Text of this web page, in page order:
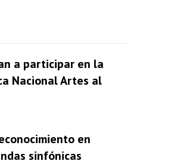
a participar en la
Nacional Artes al
en
sinfónicas